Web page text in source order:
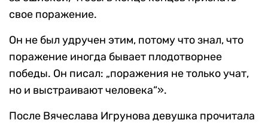
государства Глеб постарался сохранить то, что
еще можно было сохранить. И попытался это
сделать в одиночку. Бросился в этот шторм, с
которым справится не смог. И он делал ошибку,
за ошибкой, чтобы в конце концов признать
свое поражение.
Он не был удручен этим, потому что знал, что